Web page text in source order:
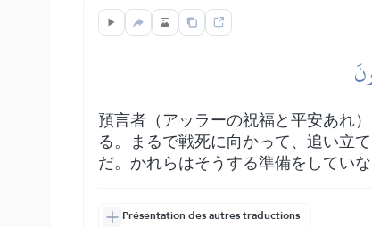
預言者（アッラーの祝福と平安あれ
る。まるで戦死に向かって、追い立
だ。かれらはそうする準備をしていな
Présentation des autres traductions